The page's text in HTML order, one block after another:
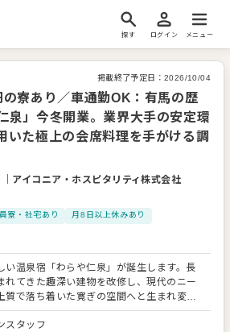
探す ログイン メニュー
掲載終了予定日： 2026/10/04
の寮あり／車通勤OK：有馬の歴
泉」今冬開業。業界大手の安定環
いた極上の会席料理を手がける調
アイコニア・ホスピタリティ株式会社
寮・社宅あり
月8日以上休みあり
い温泉宿「わらや仁泉」が誕生します。長
れてきた趣深い建物を改修し、現代のニー
質で落ち着いた寛ぎの空間へと生まれ変わ
は、この新しい施設でのオープニングメン
のは、宿のメインダイ
スタッフ